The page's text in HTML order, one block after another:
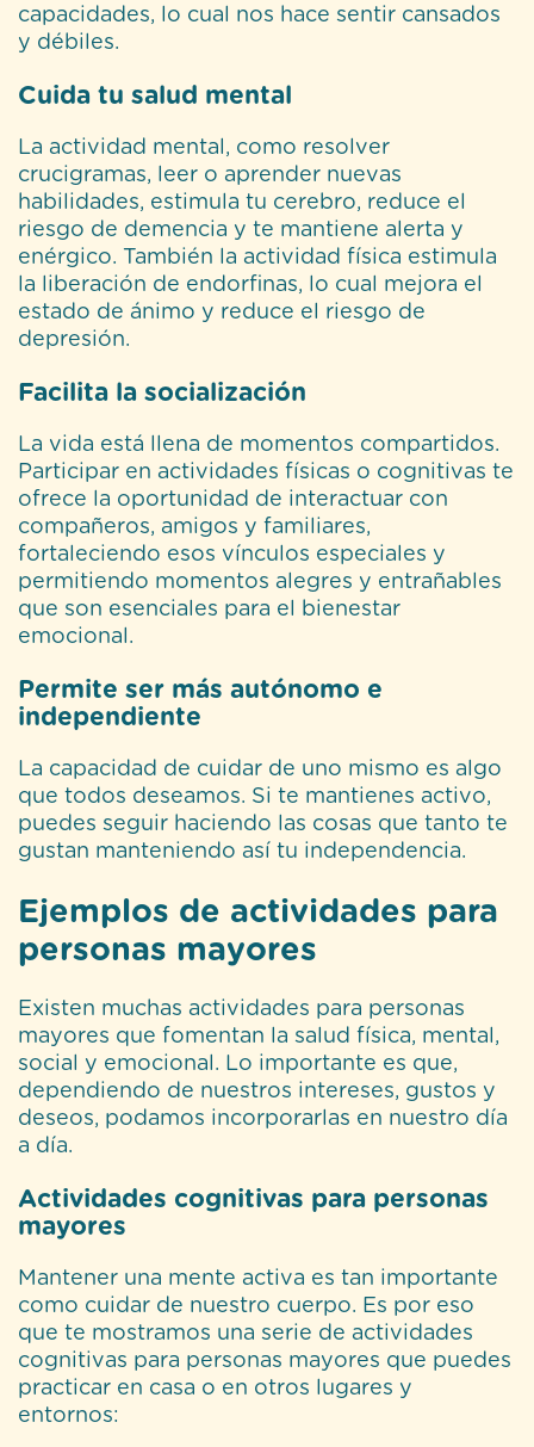
capacidades, lo cual nos hace sentir cansados
y débiles.
Cuida tu salud mental
La actividad mental, como resolver
crucigramas, leer o aprender nuevas
habilidades, estimula tu cerebro, reduce el
riesgo de demencia y te mantiene alerta y
enérgico. También la actividad física estimula
la liberación de endorfinas, lo cual mejora el
estado de ánimo y reduce el riesgo de
depresión.
Facilita la socialización
La vida está llena de momentos compartidos.
Participar en actividades físicas o cognitivas te
ofrece la oportunidad de interactuar con
compañeros, amigos y familiares,
fortaleciendo esos vínculos especiales y
permitiendo momentos alegres y entrañables
que son esenciales para el bienestar
emocional.
Permite ser más autónomo e
independiente
La capacidad de cuidar de uno mismo es algo
que todos deseamos. Si te mantienes activo,
puedes seguir haciendo las cosas que tanto te
gustan manteniendo así tu independencia.
Ejemplos de actividades para
personas mayores
Existen muchas actividades para personas
mayores que fomentan la salud física, mental,
social y emocional. Lo importante es que,
dependiendo de nuestros intereses, gustos y
deseos, podamos incorporarlas en nuestro día
a día.
Actividades cognitivas para personas
mayores
Mantener una mente activa es tan importante
como cuidar de nuestro cuerpo. Es por eso
que te mostramos una serie de actividades
cognitivas para personas mayores que puedes
practicar en casa o en otros lugares y
entornos: